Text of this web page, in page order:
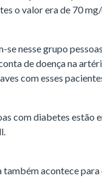
o valor era de 70
se nesse grupo
de doença na
com esses
com diabetes estão
também acontece